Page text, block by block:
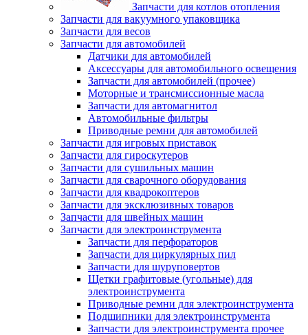
Запчасти для котлов отопления
Запчасти для вакуумного упаковщика
Запчасти для весов
Запчасти для автомобилей
Датчики для автомобилей
Аксессуары для автомобильного освещения
Запчасти для автомобилей (прочее)
Моторные и трансмиссионные масла
Запчасти для автомагнитол
Автомобильные фильтры
Приводные ремни для автомобилей
Запчасти для игровых приставок
Запчасти для гироскутеров
Запчасти для сушильных машин
Запчасти для сварочного оборудования
Запчасти для квадрокоптеров
Запчасти для эксклюзивных товаров
Запчасти для швейных машин
Запчасти для электроинструмента
Запчасти для перфораторов
Запчасти для циркулярных пил
Запчасти для шуруповертов
Щетки графитовые (угольные) для
электроинструмента
Приводные ремни для электроинструмента
Подшипники для электроинструмента
Запчасти для электроинструмента прочее